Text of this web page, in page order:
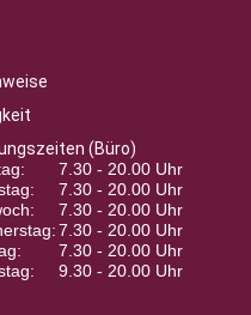
(Büro)
7.30 - 20.00 Uhr
7.30 - 20.00 Uhr
7.30 - 20.00 Uhr
7.30 - 20.00 Uhr
7.30 - 20.00 Uhr
9.30 - 20.00 Uhr